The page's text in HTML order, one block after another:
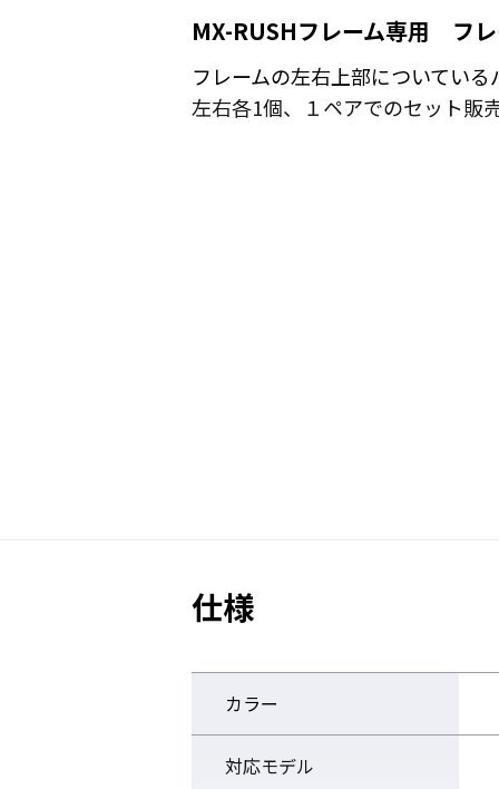
MX-RUSHフレーム専用 フ
フレームの左右上部についている
左右各1個、１ペアでのセット販
仕様
カラー
対応モデル